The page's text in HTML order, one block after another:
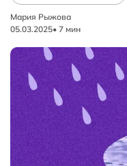
Мария Рыжова
05.03.2025• 7 мин